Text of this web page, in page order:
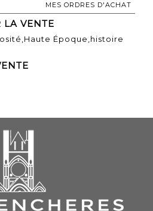
MES ORDRES D'ACHAT
LA VENTE
Époque,histoire